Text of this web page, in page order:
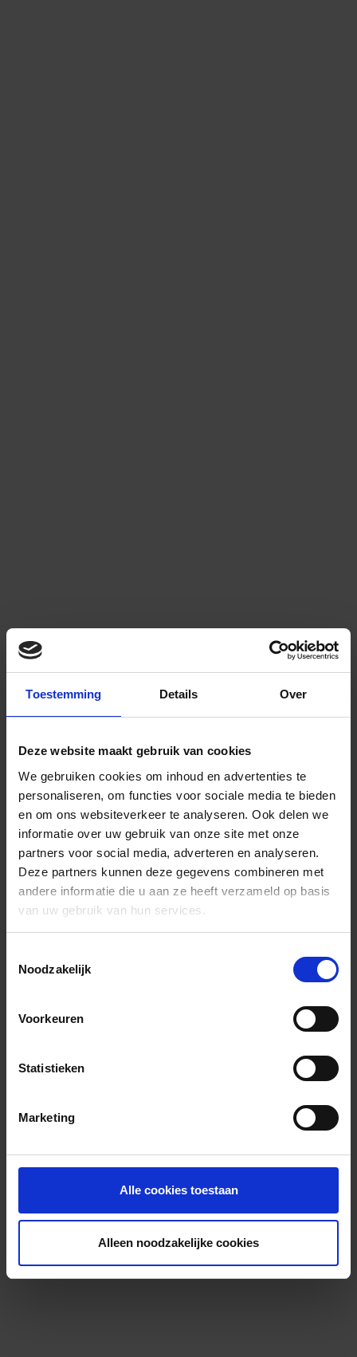
Toestemming Details Over
Deze website maakt gebruik van cookies
We gebruiken cookies om inhoud en advertenties te
personaliseren, om functies voor sociale media te bieden
en om ons websiteverkeer te analyseren. Ook delen we
informatie over uw gebruik van onze site met onze
partners voor social media, adverteren en analyseren.
Deze partners kunnen deze gegevens combineren met
andere informatie die u aan ze heeft verzameld op basis
van uw gebruik van hun services.
Noodzakelijk
Voorkeuren
Statistieken
Marketing
Alle cookies toestaan
Alleen noodzakelijke cookies